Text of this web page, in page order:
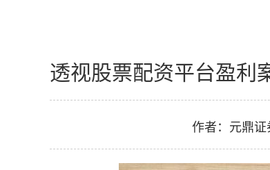
透视股票配资平台盈利
作者：元鼎证